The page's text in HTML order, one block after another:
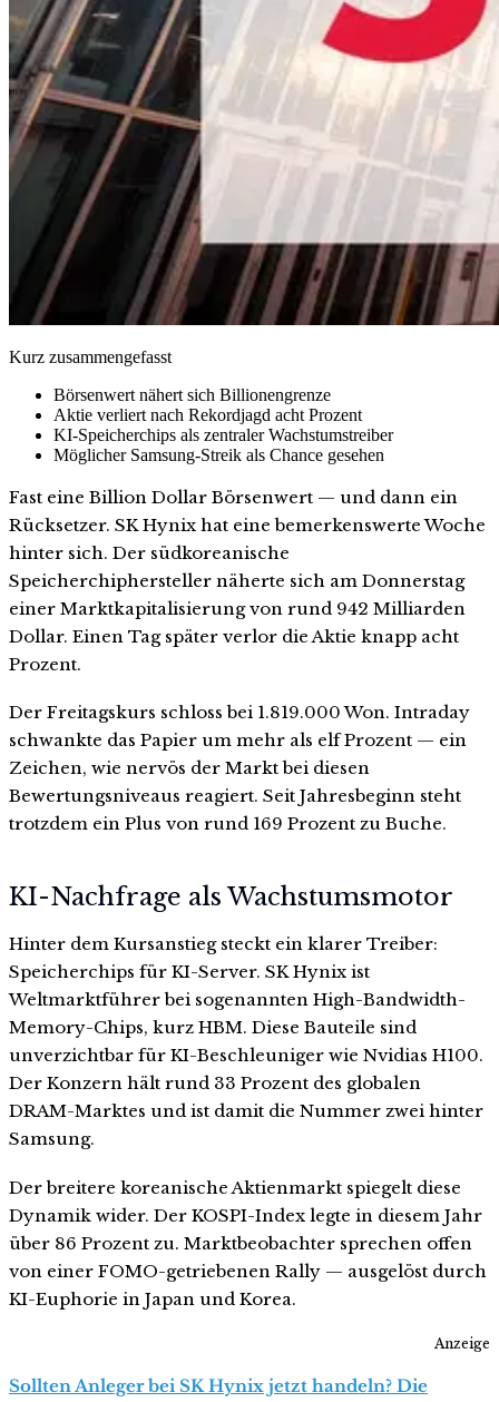
Kurz zusammengefasst
Börsenwert nähert sich Billionengrenze
Aktie verliert nach Rekordjagd acht Prozent
KI-Speicherchips als zentraler Wachstumstreiber
Möglicher Samsung-Streik als Chance gesehen
Fast eine Billion Dollar Börsenwert — und dann ein
Rücksetzer. SK Hynix hat eine bemerkenswerte Woche
hinter sich. Der südkoreanische
Speicherchiphersteller näherte sich am Donnerstag
einer Marktkapitalisierung von rund 942 Milliarden
Dollar. Einen Tag später verlor die Aktie knapp acht
Prozent.
Der Freitagskurs schloss bei 1.819.000 Won. Intraday
schwankte das Papier um mehr als elf Prozent — ein
Zeichen, wie nervös der Markt bei diesen
Bewertungsniveaus reagiert. Seit Jahresbeginn steht
trotzdem ein Plus von rund 169 Prozent zu Buche.
KI-Nachfrage als Wachstumsmotor
Hinter dem Kursanstieg steckt ein klarer Treiber:
Speicherchips für KI-Server. SK Hynix ist
Weltmarktführer bei sogenannten High-Bandwidth-
Memory-Chips, kurz HBM. Diese Bauteile sind
unverzichtbar für KI-Beschleuniger wie Nvidias H100.
Der Konzern hält rund 33 Prozent des globalen
DRAM-Marktes und ist damit die Nummer zwei hinter
Samsung.
Der breitere koreanische Aktienmarkt spiegelt diese
Dynamik wider. Der KOSPI-Index legte in diesem Jahr
über 86 Prozent zu. Marktbeobachter sprechen offen
von einer FOMO-getriebenen Rally — ausgelöst durch
KI-Euphorie in Japan und Korea.
Anzeige
Sollten Anleger bei SK Hynix jetzt handeln? Die